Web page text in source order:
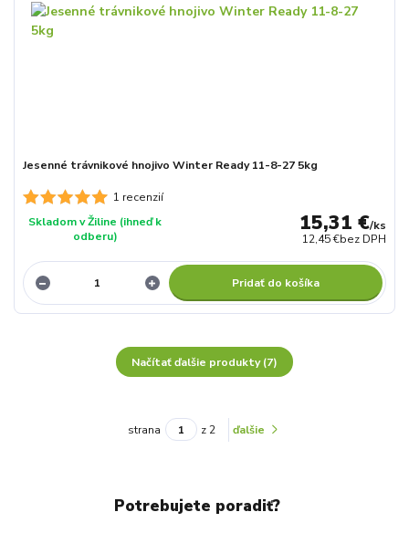
1 recenzií
Jesenné trávnikové hnojivo Winter Ready 11-8-27 5kg
15,31 €/ks
12,45 €bez DPH
Skladom v Žiline (ihneď k
odberu)
Pridať do košíka
Načítať ďalšie produkty (7)
strana z 2 ďalšie
Potrebujete poradiť?